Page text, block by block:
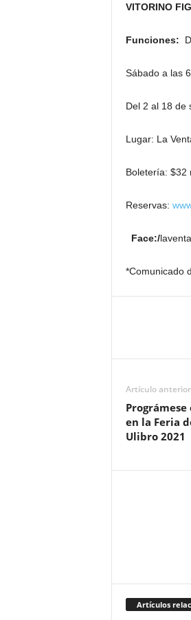
VITORINO
Funciones:
Sábado a las
Del 2 al 18 de
Lugar: La
Boletería: $32
Reservas:
Face:/
*Comunicado
Artículo anterior
en la Feria
Ulibro 2021
Artículos